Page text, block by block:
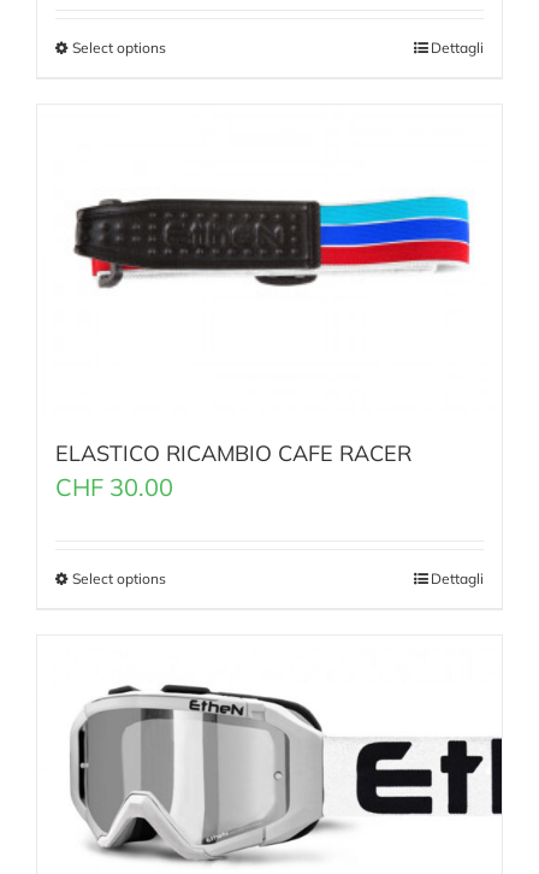
Select options Dettagli
ELASTICO RICAMBIO CAFE RACER
CHF 30.00
Select options Dettagli